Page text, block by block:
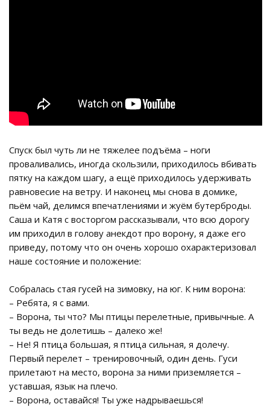
Спуск был чуть ли не тяжелее подъёма – ноги
проваливались, иногда скользили, приходилось вбивать
пятку на каждом шагу, а ещё приходилось удерживать
равновесие на ветру. И наконец мы снова в домике,
пьём чай, делимся впечатлениями и жуём бутерброды.
Саша и Катя с восторгом рассказывали, что всю дорогу
им приходил в голову анекдот про ворону, я даже его
приведу, потому что он очень хорошо охарактеризовал
наше состояние и положение:
Собралась стая гусей на зимовку, на юг. К ним ворона:
– Ребята, я с вами.
– Ворона, ты что? Мы птицы перелетные, привычные. А
ты ведь не долетишь – далеко же!
– Не! Я птица большая, я птица сильная, я долечу.
Первый перелет – тренировочный, один день. Гуси
прилетают на место, ворона за ними приземляется –
уставшая, язык на плечо.
– Ворона, оставайся! Ты уже надрываешься!